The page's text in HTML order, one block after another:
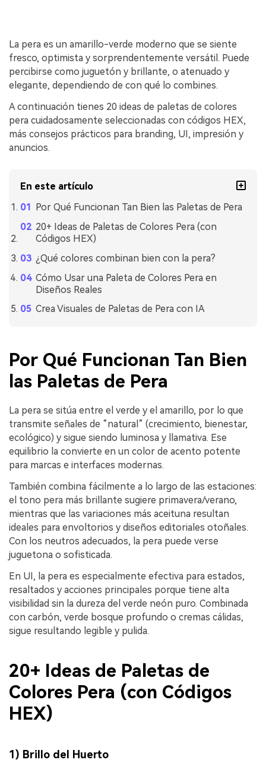
La pera es un amarillo-verde moderno que se siente
fresco, optimista y sorprendentemente versátil. Puede
percibirse como juguetón y brillante, o atenuado y
elegante, dependiendo de con qué lo combines.
A continuación tienes 20 ideas de paletas de colores
pera cuidadosamente seleccionadas con códigos HEX,
más consejos prácticos para branding, UI, impresión y
anuncios.
En este artículo
Por Qué Funcionan Tan Bien las Paletas de Pera
20+ Ideas de Paletas de Colores Pera (con
Códigos HEX)
¿Qué colores combinan bien con la pera?
Cómo Usar una Paleta de Colores Pera en
Diseños Reales
Crea Visuales de Paletas de Pera con IA
Por Qué Funcionan Tan Bien
las Paletas de Pera
La pera se sitúa entre el verde y el amarillo, por lo que
transmite señales de “natural” (crecimiento, bienestar,
ecológico) y sigue siendo luminosa y llamativa. Ese
equilibrio la convierte en un color de acento potente
para marcas e interfaces modernas.
También combina fácilmente a lo largo de las estaciones:
el tono pera más brillante sugiere primavera/verano,
mientras que las variaciones más aceituna resultan
ideales para envoltorios y diseños editoriales otoñales.
Con los neutros adecuados, la pera puede verse
juguetona o sofisticada.
En UI, la pera es especialmente efectiva para estados,
resaltados y acciones principales porque tiene alta
visibilidad sin la dureza del verde neón puro. Combinada
con carbón, verde bosque profundo o cremas cálidas,
sigue resultando legible y pulida.
20+ Ideas de Paletas de
Colores Pera (con Códigos
HEX)
1) Brillo del Huerto